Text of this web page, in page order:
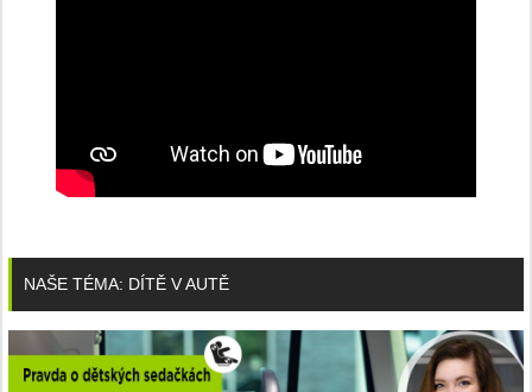
NAŠE TÉMA: DÍTĚ V AUTĚ